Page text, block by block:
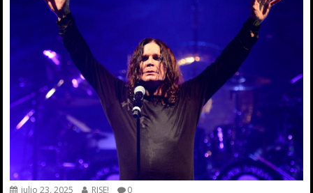
julio 23, 2025 RISE! 0